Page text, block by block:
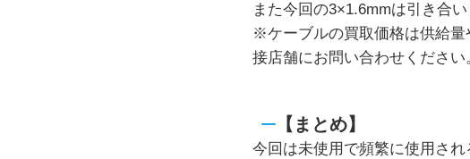
また今回の3×1.6mmは引き合
※ケーブルの買取価格は供給量
接店舗にお問い合わせください
【まとめ】
今回は未使用で頻繁に使用さ